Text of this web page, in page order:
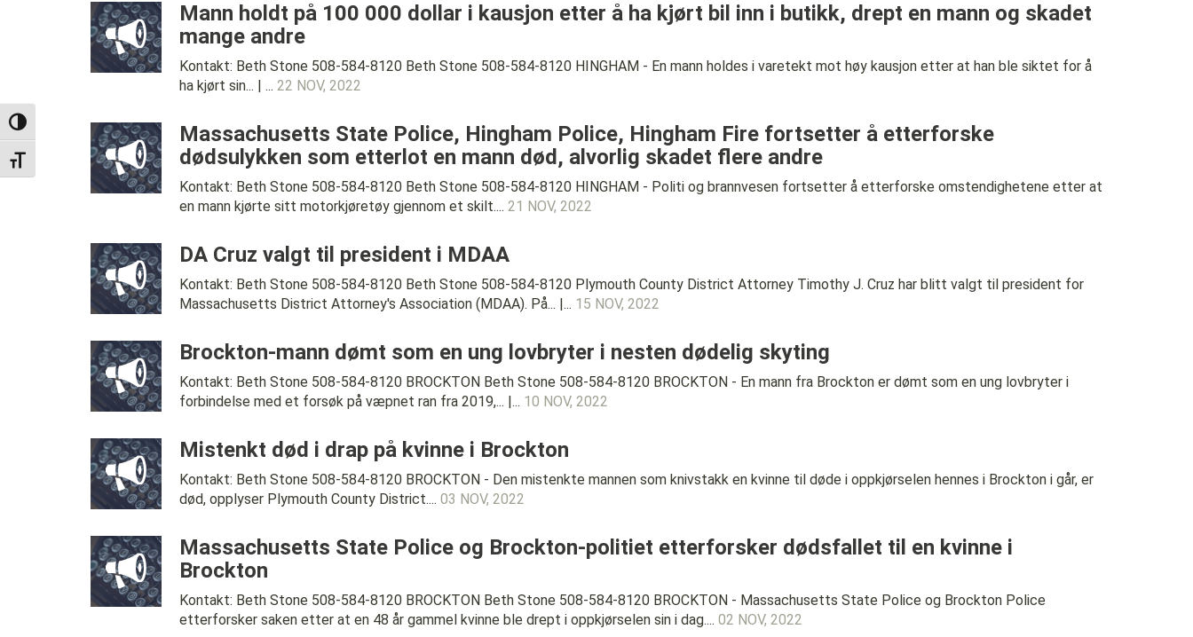
TOGGLE HIGH CONTRAST
TOGGLE FONT SIZE
Mann holdt på 100 000 dollar i kausjon etter å ha kjørt bil inn i butikk, drept en mann og skadet
mange andre
Kontakt: Beth Stone 508-584-8120 Beth Stone 508-584-8120 HINGHAM - En mann holdes i varetekt mot høy kausjon etter at han ble siktet for å
ha kjørt sin... | ... 22 NOV, 2022
Massachusetts State Police, Hingham Police, Hingham Fire fortsetter å etterforske
dødsulykken som etterlot en mann død, alvorlig skadet flere andre
Kontakt: Beth Stone 508-584-8120 Beth Stone 508-584-8120 HINGHAM - Politi og brannvesen fortsetter å etterforske omstendighetene etter at
en mann kjørte sitt motorkjøretøy gjennom et skilt.... 21 NOV, 2022
DA Cruz valgt til president i MDAA
Kontakt: Beth Stone 508-584-8120 Beth Stone 508-584-8120 Plymouth County District Attorney Timothy J. Cruz har blitt valgt til president for
Massachusetts District Attorney's Association (MDAA). På... |... 15 NOV, 2022
Brockton-mann dømt som en ung lovbryter i nesten dødelig skyting
Kontakt: Beth Stone 508-584-8120 BROCKTON Beth Stone 508-584-8120 BROCKTON - En mann fra Brockton er dømt som en ung lovbryter i
forbindelse med et forsøk på væpnet ran fra 2019,... |... 10 NOV, 2022
Mistenkt død i drap på kvinne i Brockton
Kontakt: Beth Stone 508-584-8120 BROCKTON - Den mistenkte mannen som knivstakk en kvinne til døde i oppkjørselen hennes i Brockton i går, er
død, opplyser Plymouth County District.... 03 NOV, 2022
Massachusetts State Police og Brockton-politiet etterforsker dødsfallet til en kvinne i
Brockton
Kontakt: Beth Stone 508-584-8120 BROCKTON Beth Stone 508-584-8120 BROCKTON - Massachusetts State Police og Brockton Police
etterforsker saken etter at en 48 år gammel kvinne ble drept i oppkjørselen sin i dag.... 02 NOV, 2022